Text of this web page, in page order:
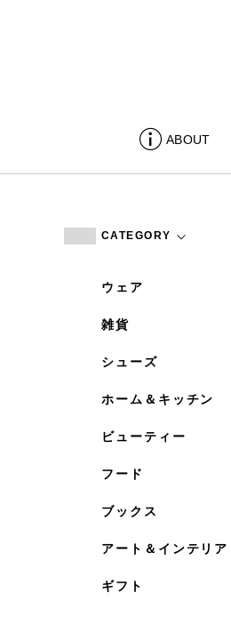
ABOUT
CATEGORY
ウェア
雑貨
シューズ
ホーム＆キッチン
ビューティー
フード
ブックス
アート＆インテリア
ギフト